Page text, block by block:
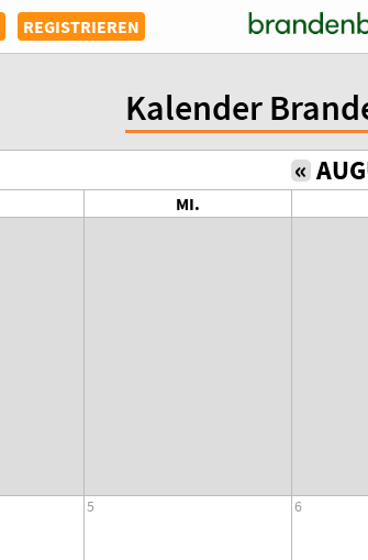
REGISTRIEREN
Kalender
«
MI.
5 6